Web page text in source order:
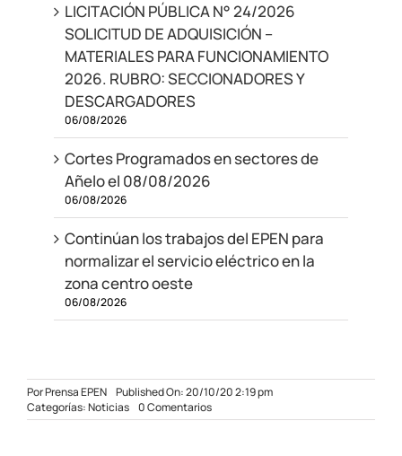
LICITACIÓN PÚBLICA N° 24/2026
SOLICITUD DE ADQUISICIÓN –
MATERIALES PARA FUNCIONAMIENTO
2026. RUBRO: SECCIONADORES Y
DESCARGADORES
06/08/2026
Cortes Programados en sectores de
Añelo el 08/08/2026
06/08/2026
Continúan los trabajos del EPEN para
normalizar el servicio eléctrico en la
zona centro oeste
06/08/2026
PorPrensa EPEN Published On: 20/10/20 2:19 pm
Categorías:Noticias 0 Comentarioson
Cortes